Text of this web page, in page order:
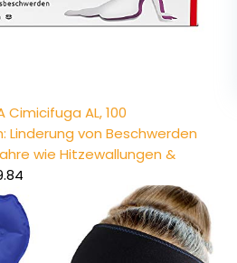
Cimicifuga AL, 100
Linderung von Beschwerden
wie Hitzewallungen &